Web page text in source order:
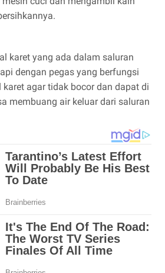
karet yang ada dalam saluran
dengan pegas yang berfungsi
karet agar tidak bocor dan dapat di
membuang air keluar dari saluran